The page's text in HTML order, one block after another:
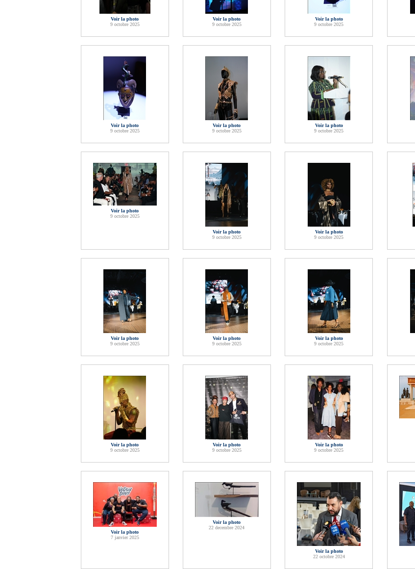
Voir la photo
9 octobre 2025
Voir la photo
9 octobre 2025
Voir la photo
9 octobre 2025
Voir la photo
9 octobre 2025
Voir la photo
9 octobre 2025
Voir la photo
9 octobre 2025
Voir la photo
9 octobre 2025
Voir la photo
9 octobre 2025
Voir la photo
9 octobre 2025
Voir la photo
9 octobre 2025
Voir la photo
9 octobre 2025
Voir la photo
9 octobre 2025
Voir la photo
9 octobre 2025
Voir la photo
9 octobre 2025
Voir la photo
9 octobre 2025
Voir la photo
7 janvier 2025
Voir la photo
22 decembre 2024
Voir la photo
22 octobre 2024